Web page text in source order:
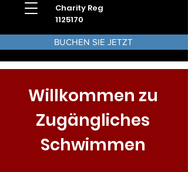
Charity Reg
1125170
BUCHEN SIE JETZT
Willkommen zu
Zugängliches
Schwimmen